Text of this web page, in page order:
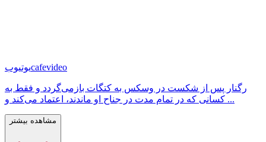
یوتیوبcafevideo
رگنار پس از شکست در وسکس به کتگات بازمی‌گردد و فقط به
کسانی که در تمام مدت در جناح او ماندند، اعتماد می‌کند و ...
مشاهده بیشتر